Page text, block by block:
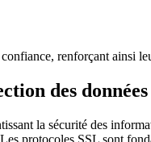
renforçant ainsi
des données
la sécurité des
protocoles SSL sont